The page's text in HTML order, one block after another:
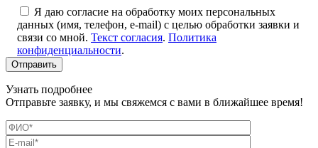
Я даю согласие на обработку моих персональных
данных (имя, телефон, e-mail) с целью обработки заявки и
связи со мной. Текст согласия. Политика
конфиденциальности.
Узнать подробнее
Отправьте заявку, и мы свяжемся с вами в ближайшее время!